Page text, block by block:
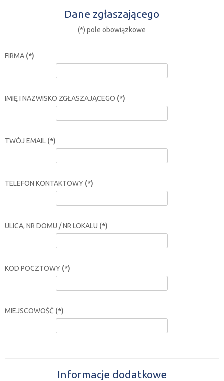
Dane zgłaszającego
(*) pole obowiązkowe
FIRMA (*)
IMIĘ I NAZWISKO ZGŁASZAJĄCEGO (*)
TWÓJ EMAIL (*)
TELEFON KONTAKTOWY (*)
ULICA, NR DOMU / NR LOKALU (*)
KOD POCZTOWY (*)
MIEJSCOWOŚĆ (*)
Informacje dodatkowe